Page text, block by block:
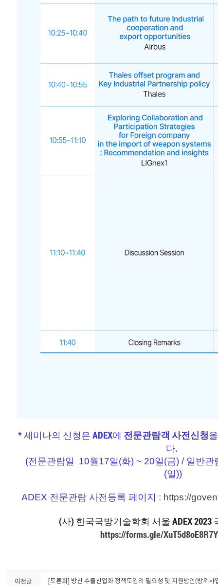
* 세미나의 신청은 ADEX에 전문관람객 사전신청
다.
(전문관람일 10월17일(화) ~ 20일(금) / 일반관
(일))
ADEX 전문관람 사전등록 페이지 : https://
(사) 한국국방기술학회 서울 ADEX 2023
https://forms.gle/
이전글 [토론회] 방산 수출산업화 정책도입의 필요성 및 지원방안(방위